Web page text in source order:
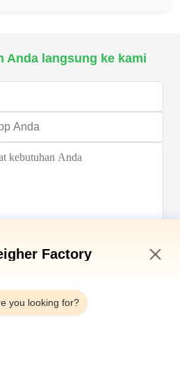
Anda langsung ke kami
Factory
you looking for?